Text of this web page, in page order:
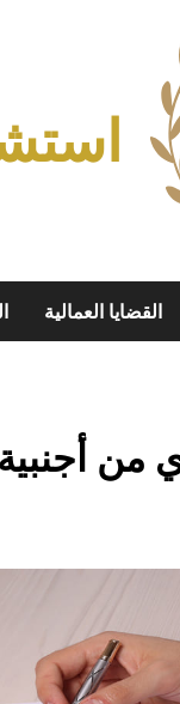
القضايا العمالية